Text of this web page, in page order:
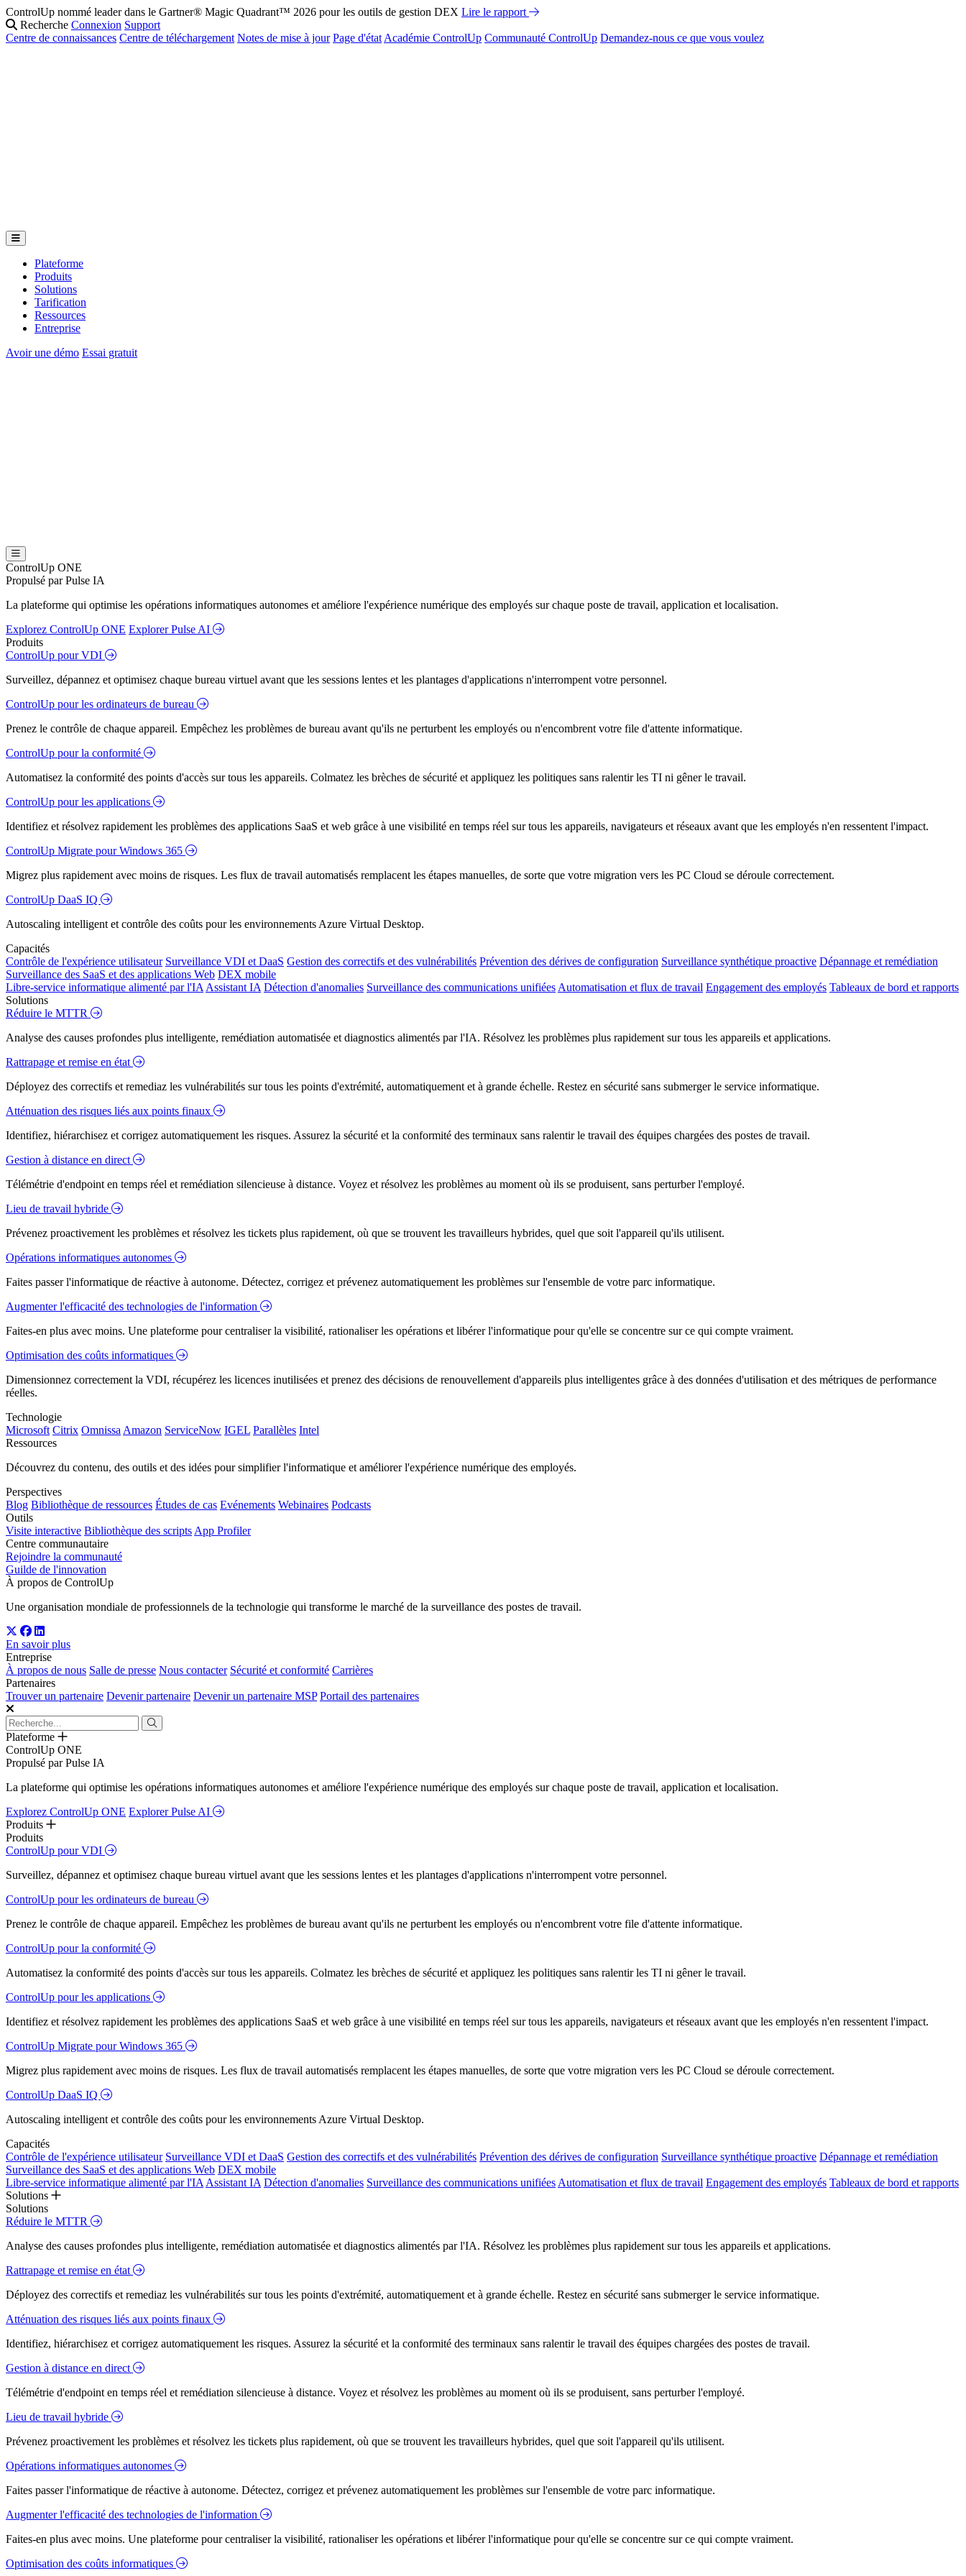
ControlUp nommé leader dans le Gartner® Magic Quadrant™ 2026 pour les outils de gestion DEX Lire le rapport
Recherche Connexion Support
Centre de connaissances Centre de téléchargement Notes de mise à jour Page d'état Académie ControlUp Communauté ControlUp Demandez-nous ce que vous voulez
Plateforme
Produits
Solutions
Tarification
Ressources
Entreprise
Avoir une démo Essai gratuit
ControlUp ONE
Propulsé par Pulse IA
La plateforme qui optimise les opérations informatiques autonomes et améliore l'expérience numérique des employés sur chaque poste de travail, application et localisation.
Explorez ControlUp ONE Explorer Pulse AI
Produits
ControlUp pour VDI
Surveillez, dépannez et optimisez chaque bureau virtuel avant que les sessions lentes et les plantages d'applications n'interrompent votre personnel.
ControlUp pour les ordinateurs de bureau
Prenez le contrôle de chaque appareil. Empêchez les problèmes de bureau avant qu'ils ne perturbent les employés ou n'encombrent votre file d'attente informatique.
ControlUp pour la conformité
Automatisez la conformité des points d'accès sur tous les appareils. Colmatez les brèches de sécurité et appliquez les politiques sans ralentir les TI ni gêner le travail.
ControlUp pour les applications
Identifiez et résolvez rapidement les problèmes des applications SaaS et web grâce à une visibilité en temps réel sur tous les appareils, navigateurs et réseaux avant que les employés n'en ressentent l'impact.
ControlUp Migrate pour Windows 365
Migrez plus rapidement avec moins de risques. Les flux de travail automatisés remplacent les étapes manuelles, de sorte que votre migration vers les PC Cloud se déroule correctement.
ControlUp DaaS IQ
Autoscaling intelligent et contrôle des coûts pour les environnements Azure Virtual Desktop.
Capacités
Contrôle de l'expérience utilisateur Surveillance VDI et DaaS Gestion des correctifs et des vulnérabilités Prévention des dérives de configuration Surveillance synthétique proactive Dépannage et remédiation
Surveillance des SaaS et des applications Web DEX mobile
Libre-service informatique alimenté par l'IA Assistant IA Détection d'anomalies Surveillance des communications unifiées Automatisation et flux de travail Engagement des employés Tableaux de bord et rapports
Solutions
Réduire le MTTR
Analyse des causes profondes plus intelligente, remédiation automatisée et diagnostics alimentés par l'IA. Résolvez les problèmes plus rapidement sur tous les appareils et applications.
Rattrapage et remise en état
Déployez des correctifs et remediaz les vulnérabilités sur tous les points d'extrémité, automatiquement et à grande échelle. Restez en sécurité sans submerger le service informatique.
Atténuation des risques liés aux points finaux
Identifiez, hiérarchisez et corrigez automatiquement les risques. Assurez la sécurité et la conformité des terminaux sans ralentir le travail des équipes chargées des postes de travail.
Gestion à distance en direct
Télémétrie d'endpoint en temps réel et remédiation silencieuse à distance. Voyez et résolvez les problèmes au moment où ils se produisent, sans perturber l'employé.
Lieu de travail hybride
Prévenez proactivement les problèmes et résolvez les tickets plus rapidement, où que se trouvent les travailleurs hybrides, quel que soit l'appareil qu'ils utilisent.
Opérations informatiques autonomes
Faites passer l'informatique de réactive à autonome. Détectez, corrigez et prévenez automatiquement les problèmes sur l'ensemble de votre parc informatique.
Augmenter l'efficacité des technologies de l'information
Faites-en plus avec moins. Une plateforme pour centraliser la visibilité, rationaliser les opérations et libérer l'informatique pour qu'elle se concentre sur ce qui compte vraiment.
Optimisation des coûts informatiques
Dimensionnez correctement la VDI, récupérez les licences inutilisées et prenez des décisions de renouvellement d'appareils plus intelligentes grâce à des données d'utilisation et des métriques de performance
réelles.
Technologie
Microsoft Citrix Omnissa Amazon ServiceNow IGEL Parallèles Intel
Ressources
Découvrez du contenu, des outils et des idées pour simplifier l'informatique et améliorer l'expérience numérique des employés.
Perspectives
Blog Bibliothèque de ressources Études de cas Evénements Webinaires Podcasts
Outils
Visite interactive Bibliothèque des scripts App Profiler
Centre communautaire
Rejoindre la communauté
Guilde de l'innovation
À propos de ControlUp
Une organisation mondiale de professionnels de la technologie qui transforme le marché de la surveillance des postes de travail.
En savoir plus
Entreprise
À propos de nous Salle de presse Nous contacter Sécurité et conformité Carrières
Partenaires
Trouver un partenaire Devenir partenaire Devenir un partenaire MSP Portail des partenaires
Plateforme
ControlUp ONE
Propulsé par Pulse IA
La plateforme qui optimise les opérations informatiques autonomes et améliore l'expérience numérique des employés sur chaque poste de travail, application et localisation.
Explorez ControlUp ONE Explorer Pulse AI
Produits
Produits
ControlUp pour VDI
Surveillez, dépannez et optimisez chaque bureau virtuel avant que les sessions lentes et les plantages d'applications n'interrompent votre personnel.
ControlUp pour les ordinateurs de bureau
Prenez le contrôle de chaque appareil. Empêchez les problèmes de bureau avant qu'ils ne perturbent les employés ou n'encombrent votre file d'attente informatique.
ControlUp pour la conformité
Automatisez la conformité des points d'accès sur tous les appareils. Colmatez les brèches de sécurité et appliquez les politiques sans ralentir les TI ni gêner le travail.
ControlUp pour les applications
Identifiez et résolvez rapidement les problèmes des applications SaaS et web grâce à une visibilité en temps réel sur tous les appareils, navigateurs et réseaux avant que les employés n'en ressentent l'impact.
ControlUp Migrate pour Windows 365
Migrez plus rapidement avec moins de risques. Les flux de travail automatisés remplacent les étapes manuelles, de sorte que votre migration vers les PC Cloud se déroule correctement.
ControlUp DaaS IQ
Autoscaling intelligent et contrôle des coûts pour les environnements Azure Virtual Desktop.
Capacités
Contrôle de l'expérience utilisateur Surveillance VDI et DaaS Gestion des correctifs et des vulnérabilités Prévention des dérives de configuration Surveillance synthétique proactive Dépannage et remédiation
Surveillance des SaaS et des applications Web DEX mobile
Libre-service informatique alimenté par l'IA Assistant IA Détection d'anomalies Surveillance des communications unifiées Automatisation et flux de travail Engagement des employés Tableaux de bord et rapports
Solutions
Solutions
Réduire le MTTR
Analyse des causes profondes plus intelligente, remédiation automatisée et diagnostics alimentés par l'IA. Résolvez les problèmes plus rapidement sur tous les appareils et applications.
Rattrapage et remise en état
Déployez des correctifs et remediaz les vulnérabilités sur tous les points d'extrémité, automatiquement et à grande échelle. Restez en sécurité sans submerger le service informatique.
Atténuation des risques liés aux points finaux
Identifiez, hiérarchisez et corrigez automatiquement les risques. Assurez la sécurité et la conformité des terminaux sans ralentir le travail des équipes chargées des postes de travail.
Gestion à distance en direct
Télémétrie d'endpoint en temps réel et remédiation silencieuse à distance. Voyez et résolvez les problèmes au moment où ils se produisent, sans perturber l'employé.
Lieu de travail hybride
Prévenez proactivement les problèmes et résolvez les tickets plus rapidement, où que se trouvent les travailleurs hybrides, quel que soit l'appareil qu'ils utilisent.
Opérations informatiques autonomes
Faites passer l'informatique de réactive à autonome. Détectez, corrigez et prévenez automatiquement les problèmes sur l'ensemble de votre parc informatique.
Augmenter l'efficacité des technologies de l'information
Faites-en plus avec moins. Une plateforme pour centraliser la visibilité, rationaliser les opérations et libérer l'informatique pour qu'elle se concentre sur ce qui compte vraiment.
Optimisation des coûts informatiques